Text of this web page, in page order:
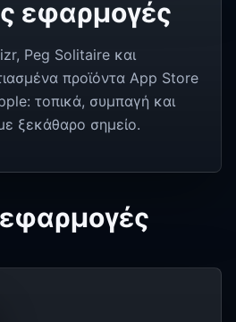
εφαρμογές
Peg Solitaire και
προϊόντα App Store
τοπικά, συμπαγή και
ξεκάθαρο σημείο.